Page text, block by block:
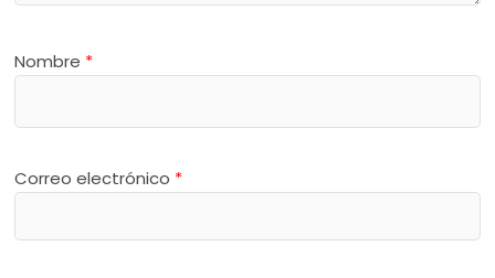
Nombre *
Correo electrónico *